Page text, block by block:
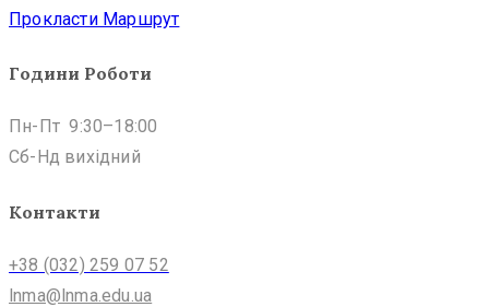
Прокласти Маршрут
Години Роботи
Пн-Пт 9:30–18:00
Сб-Нд вихідний
Контакти
+38 (032) 259 07 52
lnma@lnma.edu.ua